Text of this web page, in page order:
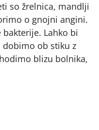
so žrelnica, mandlji
o gnojni angini.
Lahko bi
dobimo ob stiku z
blizu bolnika,